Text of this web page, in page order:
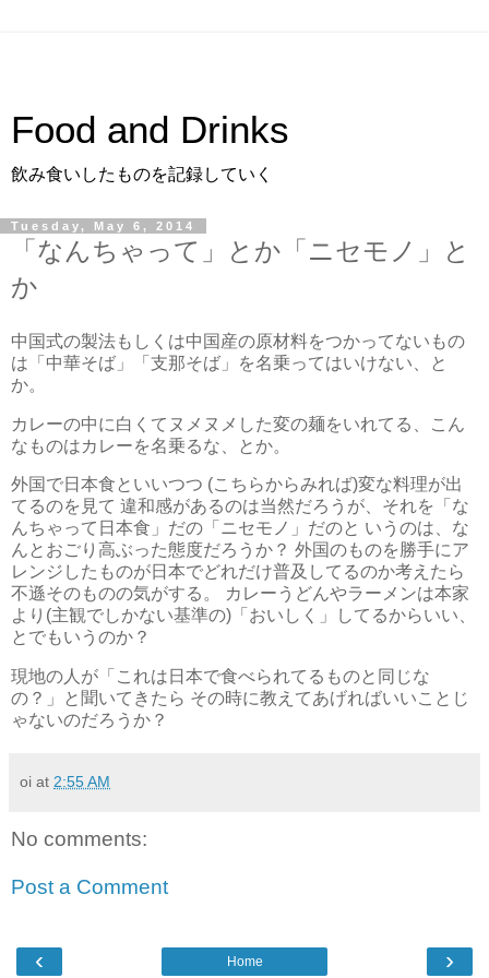
Food and Drinks
飲み食いしたものを記録していく
Tuesday, May 6, 2014
「なんちゃって」とか「ニセモノ」と
か
中国式の製法もしくは中国産の原材料をつかってないもの
は「中華そば」「支那そば」を名乗ってはいけない、と
か。
カレーの中に白くてヌメヌメした変の麺をいれてる、こん
なものはカレーを名乗るな、とか。
外国で日本食といいつつ (こちらからみれば)変な料理が出
てるのを見て 違和感があるのは当然だろうが、それを「な
んちゃって日本食」だの「ニセモノ」だのと いうのは、な
んとおごり高ぶった態度だろうか？ 外国のものを勝手にア
レンジしたものが日本でどれだけ普及してるのか考えたら
不遜そのものの気がする。 カレーうどんやラーメンは本家
より(主観でしかない基準の)「おいしく」してるからいい、
とでもいうのか？
現地の人が「これは日本で食べられてるものと同じな
の？」と聞いてきたら その時に教えてあげればいいことじ
ゃないのだろうか？
oi at 2:55 AM
No comments:
Post a Comment
‹ ›
Home